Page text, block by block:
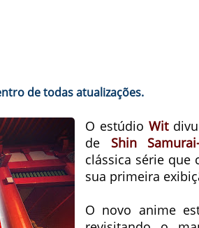
de todas atualizações.
O estúdio Wit
de Shin
clássica série que
sua primeira
O novo anime